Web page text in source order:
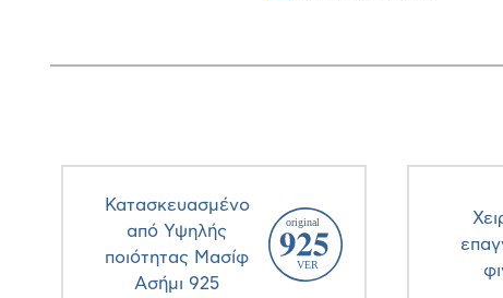
Κατασκευασμένο
από Υψηλής
ποιότητας Μασίφ
Ασήμι 925